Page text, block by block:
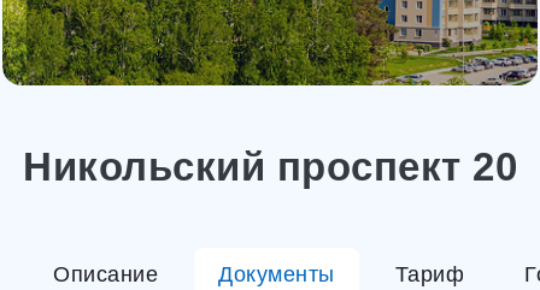
Никольский проспект 20
Описание Документы Тариф